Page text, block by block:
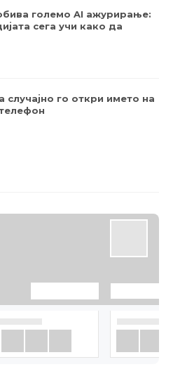
големо AI ажурирање:
сега учи како да
случајно го откри името на